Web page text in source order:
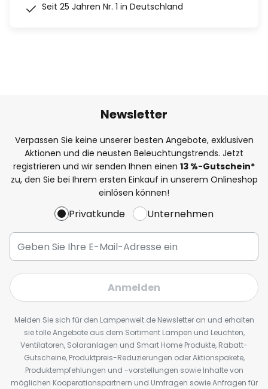
Seit 25 Jahren Nr. 1 in Deutschland
Newsletter
Verpassen Sie keine unserer besten Angebote, exklusiven
Aktionen und die neusten Beleuchtungstrends. Jetzt
registrieren und wir senden Ihnen einen 13 %-Gutschein*
zu, den Sie bei Ihrem ersten Einkauf in unserem Onlineshop
einlösen können!
Privatkunde Unternehmen
Anmelden
Melden Sie sich für den Lampenwelt.de Newsletter an und erhalten
sie tolle Angebote aus dem Sortiment Lampen und Leuchten,
Ventilatoren, Solaranlagen und Smart Home Produkte, Rabatt-
Gutscheine, Produktpreis-Reduzierungen oder Aktionspakete,
Produktempfehlungen und -vorstellungen sowie Inhalte von
möglichen Kooperationspartnern und Umfragen sowie Anfragen für